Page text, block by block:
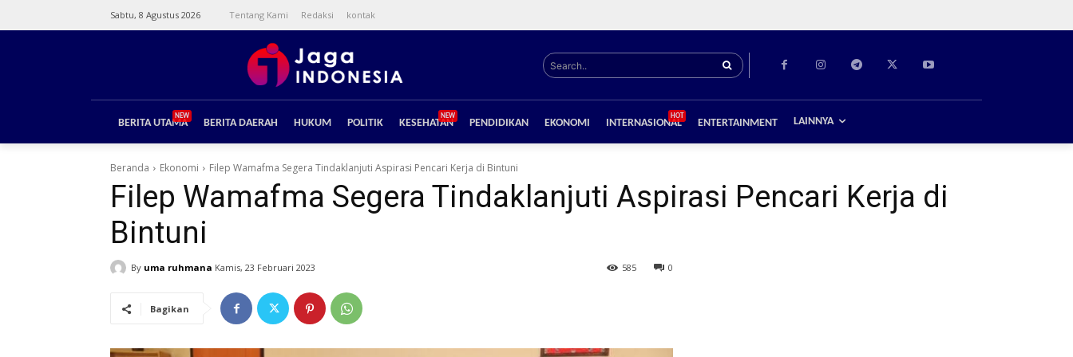
Sabtu, 8 Agustus 2026 Tentang Kami Redaksi kontak
Search..
BERITA UTAMA
NEW
BERITA DAERAH HUKUM POLITIK KESEHATAN
NEW
PENDIDIKAN EKONOMI INTERNASIONAL
HOT
ENTERTAINMENT LAINNYA
Beranda Ekonomi Filep Wamafma Segera Tindaklanjuti Aspirasi Pencari Kerja di Bintuni
Filep Wamafma Segera Tindaklanjuti Aspirasi Pencari Kerja di
Bintuni
By uma ruhmana Kamis, 23 Februari 2023 0
585
Bagikan